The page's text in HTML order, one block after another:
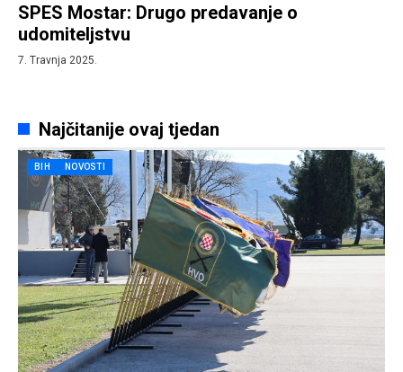
SPES Mostar: Drugo predavanje o
udomiteljstvu
7. Travnja 2025.
Najčitanije ovaj tjedan
BIH NOVOSTI